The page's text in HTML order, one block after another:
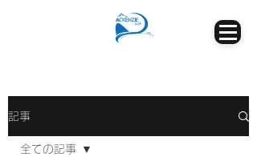
記事
全ての記事